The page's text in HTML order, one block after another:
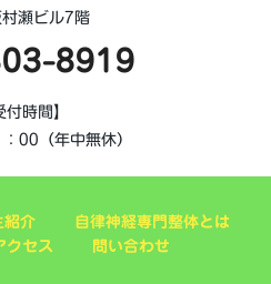
瀬ビル7階
8919
付時間】
00（年中無休）
紹介
自律神経専門整体とは
クセス 問い合わせ